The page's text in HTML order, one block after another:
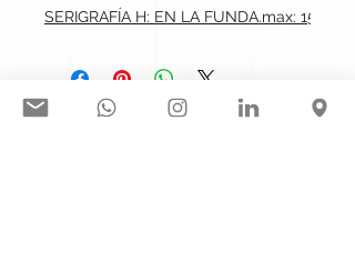
SERIGRAFÍA H: EN LA FUNDA.max: 15x9 cm